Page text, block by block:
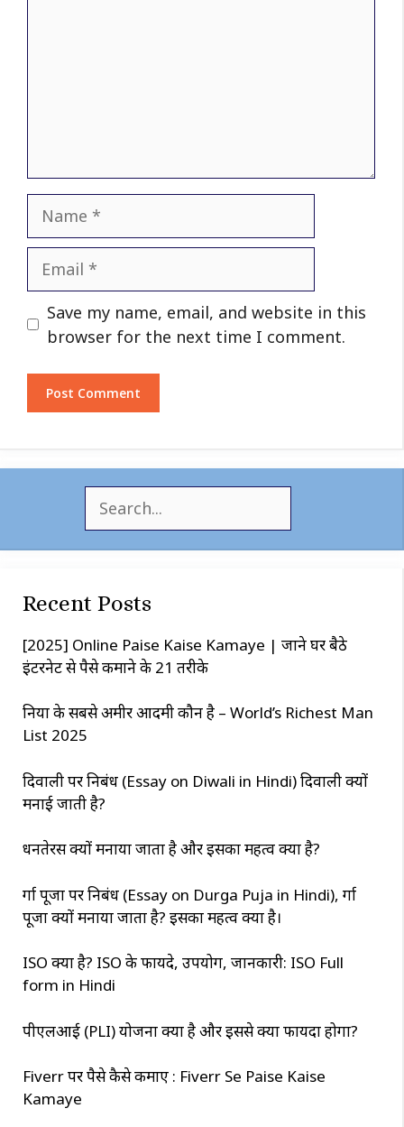
Name
Email
Website
Save my name, email, and website in this
browser for the next time I comment.
h
Recent Posts
[2025] Online Paise Kaise Kamaye | जाने घर बैठे
इंटरनेट से पैसे कमाने के 21 तरीके
दुनिया के सबसे अमीर आदमी कौन है – World’s Richest Man
List 2025
दिवाली पर निबंध (Essay on Diwali in Hindi) दिवाली क्यों
मनाई जाती है?
धनतेरस क्यों मनाया जाता है और इसका महत्व क्या है?
दुर्गा पूजा पर निबंध (Essay on Durga Puja in Hindi), दुर्गा
पूजा क्यों मनाया जाता है? इसका महत्व क्या है।
ISO क्या है? ISO के फायदे, उपयोग, जानकारी: ISO Full
form in Hindi
पीएलआई (PLI) योजना क्या है और इससे क्या फायदा होगा?
Fiverr पर पैसे कैसे कमाए : Fiverr Se Paise Kaise
Kamaye